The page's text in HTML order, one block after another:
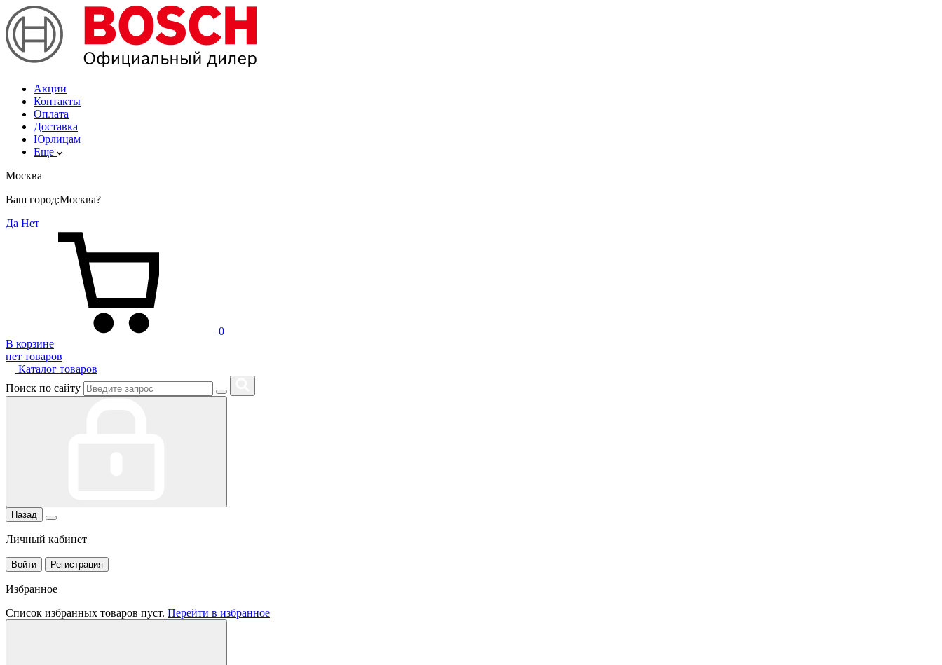
Акции
Контакты
Оплата
Доставка
Юрлицам
Еще
Москва
Ваш город:Москва?
Да Нет
0
В корзине
нет товаров
Каталог товаров
Поиск по сайту
Назад
Личный кабинет
Войти Регистрация
Избранное
Список избранных товаров пуст. Перейти в избранное